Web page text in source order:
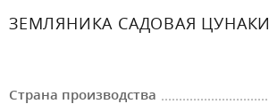
ЗЕМЛЯНИКА САДОВАЯ ЦУНАКИ
Страна производства